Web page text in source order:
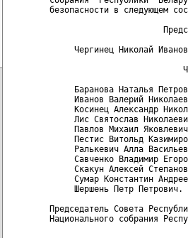
безопасности в следующем
Чергинец Николай
Баранова Наталья
Иванов Валерий
Косинец Александр
Лис Святослав
     Павлов Михаил Яковлевич
Пестис Витольд
Ралькевич Алла
Савченко Владимир
Скакун Алексей
Сумар Константин
     Шершень Петр Петрович.
Председатель Совета
Национального собрания